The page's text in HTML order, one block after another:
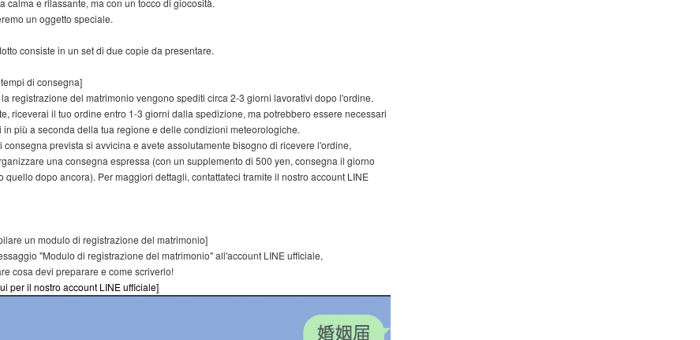
calma e rilassante, ma con un tocco di giocosità.
un oggetto speciale.
consiste in un set di due copie da presentare.
di consegna]
registrazione del matrimonio vengono spediti circa 2-3 giorni lavorativi dopo l'ordine.
riceverai il tuo ordine entro 1-3 giorni dalla spedizione, ma potrebbero essere necessari
in più a seconda della tua regione e delle condizioni meteorologiche.
consegna prevista si avvicina e avete assolutamente bisogno di ricevere l'ordine,
una consegna espressa (con un supplemento di 500 yen, consegna il giorno
quello dopo ancora). Per maggiori dettagli, contattateci tramite il nostro account LINE
un modulo di registrazione del matrimonio]
"Modulo di registrazione del matrimonio" all'account LINE ufficiale,
cosa devi preparare e come scriverlo!
per il nostro account LINE ufficiale]